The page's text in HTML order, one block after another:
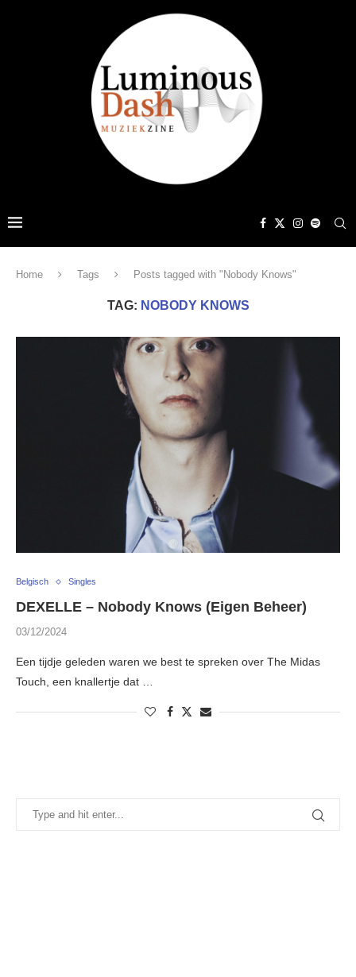
Home Tags Posts tagged with "Nobody Knows"
TAG: NOBODY KNOWS
Belgisch Singles
DEXELLE – Nobody Knows (Eigen Beheer)
03/12/2024
Een tijdje geleden waren we best te spreken over The Midas
Touch, een knallertje dat …